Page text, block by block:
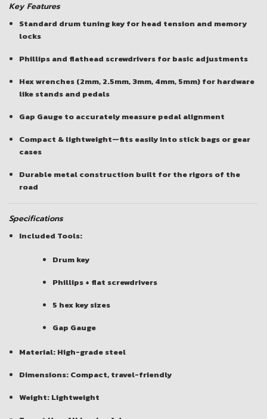
Key Features
Standard drum tuning key for head tension and memory
locks
Phillips and flathead screwdrivers for basic adjustments
Hex wrenches (2mm, 2.5mm, 3mm, 4mm, 5mm) for hardware
like stands and pedals
Gap Gauge to accurately measure pedal alignment
Compact & lightweight—fits easily into stick bags or gear
cases
Durable metal construction built for the rigors of the
road
Specifications
Included Tools:
Drum key
Phillips + flat screwdrivers
5 hex key sizes
Gap Gauge
Material: High-grade steel
Dimensions: Compact, travel-friendly
Weight: Lightweight